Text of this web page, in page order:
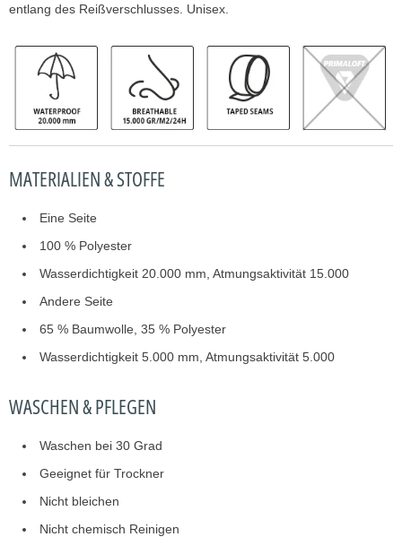
entlang des Reißverschlusses. Unisex.
MATERIALIEN & STOFFE
Eine Seite
100 % Polyester
Wasserdichtigkeit 20.000 mm, Atmungsaktivität 15.000
Andere Seite
65 % Baumwolle, 35 % Polyester
Wasserdichtigkeit 5.000 mm, Atmungsaktivität 5.000
WASCHEN & PFLEGEN
Waschen bei 30 Grad
Geeignet für Trockner
Nicht bleichen
Nicht chemisch Reinigen